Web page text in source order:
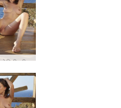
नतालिया सेंटोरिनी की आत्मा #9